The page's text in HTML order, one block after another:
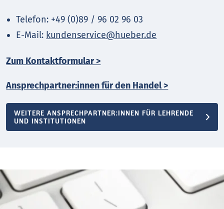
Telefon: +49 (0)89 / 96 02 96 03
E-Mail: kundenservice@hueber.de
Zum Kontaktformular >
Ansprechpartner:innen für den Handel >
WEITERE ANSPRECHPARTNER:INNEN FÜR LEHRENDE
UND INSTITUTIONEN